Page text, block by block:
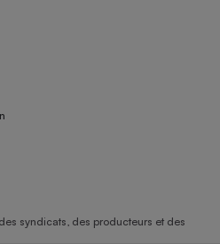
syndicats, des producteurs et des